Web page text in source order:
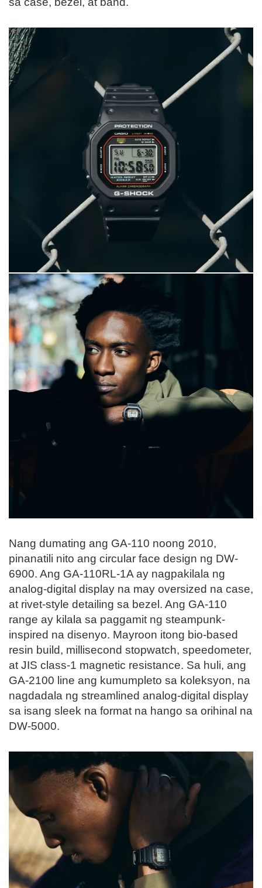
Nang dumating ang GA-110 noong 2010,
pinanatili nito ang circular face design ng DW-
6900. Ang GA-110RL-1A ay nagpakilala ng
analog-digital display na may oversized na case,
at rivet-style detailing sa bezel. Ang GA-110
range ay kilala sa paggamit ng steampunk-
inspired na disenyo. Mayroon itong bio-based
resin build, millisecond stopwatch, speedometer,
at JIS class-1 magnetic resistance. Sa huli, ang
GA-2100 line ang kumumpleto sa koleksyon, na
nagdadala ng streamlined analog-digital display
sa isang sleek na format na hango sa orihinal na
DW-5000.